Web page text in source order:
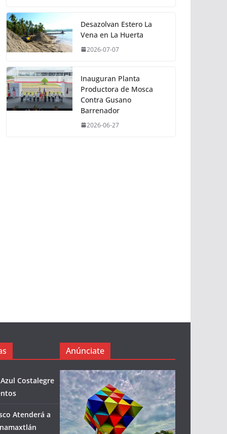
Desazolvan Estero La
Vena en La Huerta
2026-07-07
Inauguran Planta
Productora de Mosca
Contra Gusano
Barrenador
2026-06-27
Costalegre
Atenderá a
Anúnciate